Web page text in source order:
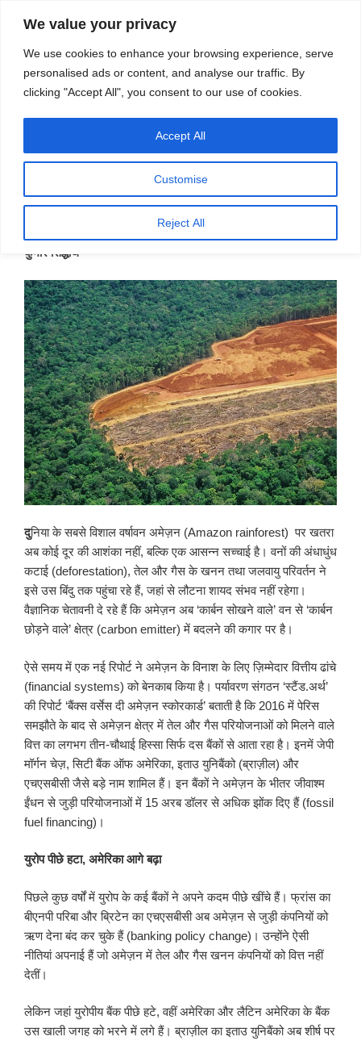
We value your privacy
We use cookies to enhance your browsing experience, serve
personalised ads or content, and analyse our traffic. By
clicking "Accept All", you consent to our use of cookies.
Customise
Reject All
Accept All
स्रोत
मेनू
नवम्बर 26, 2025पर
प्रकाशित
गया
कौन कर रहा है अमेज़न को तबाह?
कुमार सिद्धार्थ
दुनिया के सबसे विशाल वर्षावन अमेज़न (Amazon rainforest) पर खतरा
अब कोई दूर की आशंका नहीं, बल्कि एक आसन्न सच्चाई है। वनों की अंधाधुंध
कटाई (deforestation), तेल और गैस के खनन तथा जलवायु परिवर्तन ने
इसे उस बिंदु तक पहुंचा रहे हैं, जहां से लौटना शायद संभव नहीं रहेगा।
वैज्ञानिक चेतावनी दे रहे हैं कि अमेज़न अब ‘कार्बन सोखने वाले’ वन से ‘कार्बन
छोड़ने वाले’ क्षेत्र (carbon emitter) में बदलने की कगार पर है।
ऐसे समय में एक नई रिपोर्ट ने अमेज़न के विनाश के लिए ज़िम्मेदार वित्तीय ढांचे
(financial systems) को बेनकाब किया है। पर्यावरण संगठन ‘स्टैंड.अर्थ’
की रिपोर्ट ‘बैंक्स वर्सेस दी अमेज़न स्कोरकार्ड’ बताती है कि 2016 में पेरिस
समझौते के बाद से अमेज़न क्षेत्र में तेल और गैस परियोजनाओं को मिलने वाले
वित्त का लगभग तीन-चौथाई हिस्सा सिर्फ दस बैंकों से आता रहा है। इनमें जेपी
मॉर्गन चेज़, सिटी बैंक ऑफ अमेरिका, इताउ युनिबैंको (ब्राज़ील) और
एचएसबीसी जैसे बड़े नाम शामिल हैं। इन बैंकों ने अमेज़न के भीतर जीवाश्म
ईंधन से जुड़ी परियोजनाओं में 15 अरब डॉलर से अधिक झोंक दिए हैं (fossil
fuel financing)।
युरोप पीछे हटा, अमेरिका आगे बढ़ा
पिछले कुछ वर्षों में युरोप के कई बैंकों ने अपने कदम पीछे खींचे हैं। फ्रांस का
बीएनपी परिबा और ब्रिटेन का एचएसबीसी अब अमेज़न से जुड़ी कंपनियों को
ऋण देना बंद कर चुके हैं (banking policy change)। उन्होंने ऐसी
नीतियां अपनाई हैं जो अमेज़न में तेल और गैस खनन कंपनियों को वित्त नहीं
देतीं।
लेकिन जहां युरोपीय बैंक पीछे हटे, वहीं अमेरिका और लैटिन अमेरिका के बैंक
उस खाली जगह को भरने में लगे हैं। ब्राज़ील का इताउ युनिबैंको अब शीर्ष पर